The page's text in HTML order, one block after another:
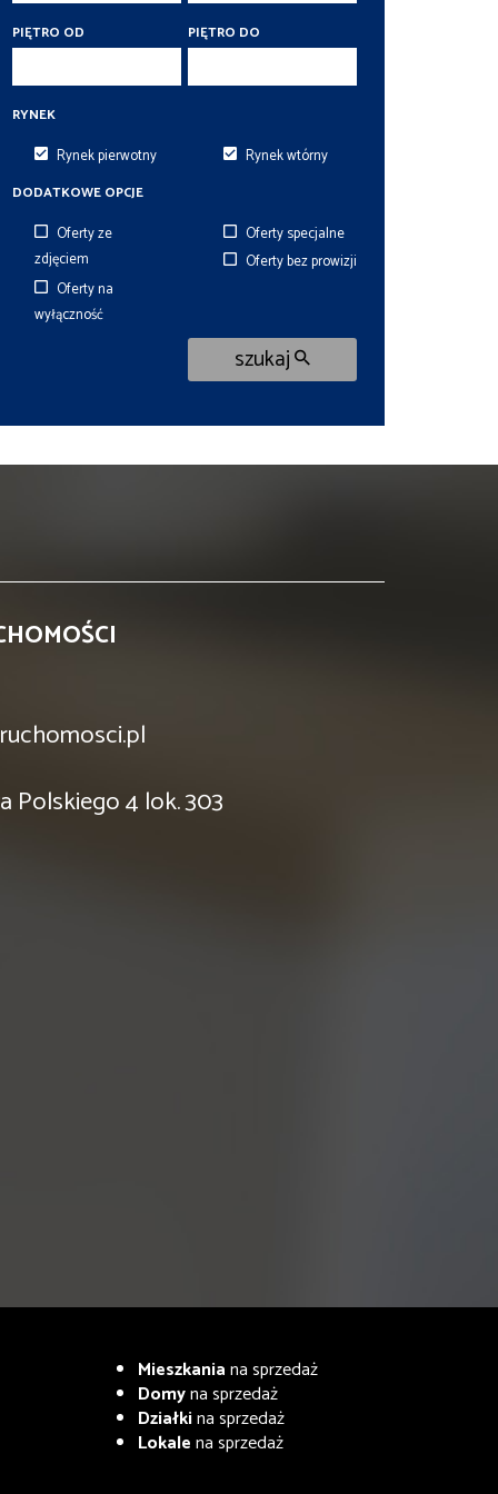
PIĘTRO OD PIĘTRO DO
RYNEK
Rynek pierwotny Rynek wtórny
DODATKOWE OPCJE
Oferty ze
zdjęciem
Oferty specjalne
Oferty bez prowizji
Oferty na
wyłączność
szukaj
Polskiego 4 lok. 303
Mieszkaniana sprzedaż
Domyna sprzedaż
Działkina sprzedaż
Lokalena sprzedaż